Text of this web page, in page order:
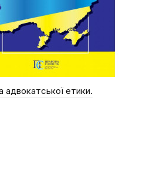
адвокатської етики.